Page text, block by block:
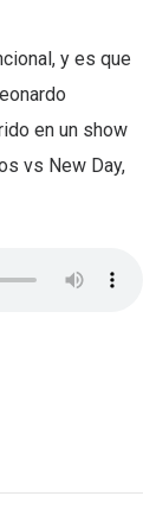
y es que
en un show
vs New Day,